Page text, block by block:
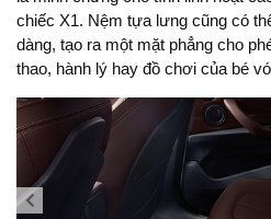
chiếc X1. Nệm tựa lưng cũng có
dàng, tạo ra một mặt phẳng cho
thao, hành lý hay đồ chơi của bé